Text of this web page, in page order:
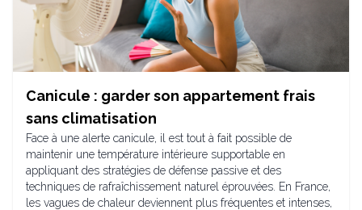
Canicule : garder son appartement frais
sans climatisation
Face à une alerte canicule, il est tout à fait possible de
maintenir une température intérieure supportable en
appliquant des stratégies de défense passive et des
techniques de rafraîchissement naturel éprouvées. En France,
les vagues de chaleur deviennent plus fréquentes et intenses,